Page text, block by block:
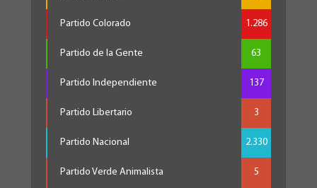
Partido Colorado 1.286
Partido de la Gente 63
Partido Independiente 137
Partido Libertario 3
Partido Nacional 2.330
Partido Verde Animalista 5